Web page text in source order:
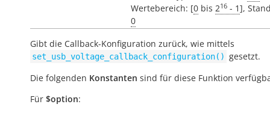
Wertebereich: [0 bis 216 - 1],
0
Gibt die Callback-Konfiguration zurück, wie mittels
set_usb_voltage_callback_configuration() gesetzt.
Die folgenden Konstanten sind für diese Funktion
Für $option: